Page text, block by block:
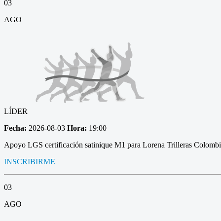
03
AGO
LÍDER
Fecha: 2026-08-03 Hora: 19:00
Apoyo LGS certificación satinique M1 para Lorena Trilleras
INSCRIBIRME
03
AGO